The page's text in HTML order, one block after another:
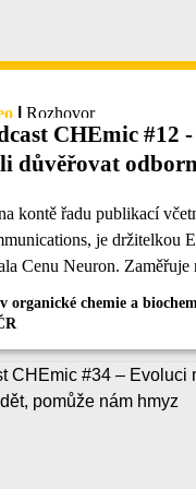
Rozhovor
CHEmic #12
důvěřovat
kontě řadu publikací
je držitelkou
Cenu Neuron. Zaměřuje
kyseliny (RNA).
je Dr. Hana Macíčková
organické chemie a